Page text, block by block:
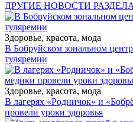
ДРУГИЕ НОВОСТИ
Здоровье, красота, мода
В Бобруйском зональном
туляремии
Здоровье, красота, мода
В лагерях «Родничок» и
провели уроки здоровья